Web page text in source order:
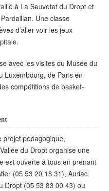
à La Sauvetat du Dropt et
Une classe
d’aller voir les jeux
avec les visites du Musée du
Luxembourg, de Paris en
compétitions de basket-
projet pédagogique,
du Dropt organise une
est ouverte à tous en prenant
(05 53 20 18 31), Auriac
Dropt (05 53 83 00 43) ou